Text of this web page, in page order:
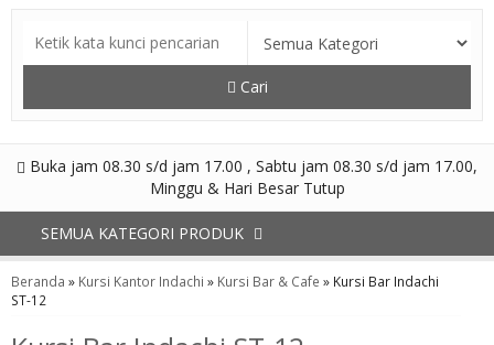
Cari
Buka jam 08.30 s/d jam 17.00 , Sabtu jam 08.30 s/d jam 17.00,
Minggu & Hari Besar Tutup
SEMUA KATEGORI PRODUK
Beranda » Kursi Kantor Indachi » Kursi Bar & Cafe » Kursi Bar Indachi
ST-12